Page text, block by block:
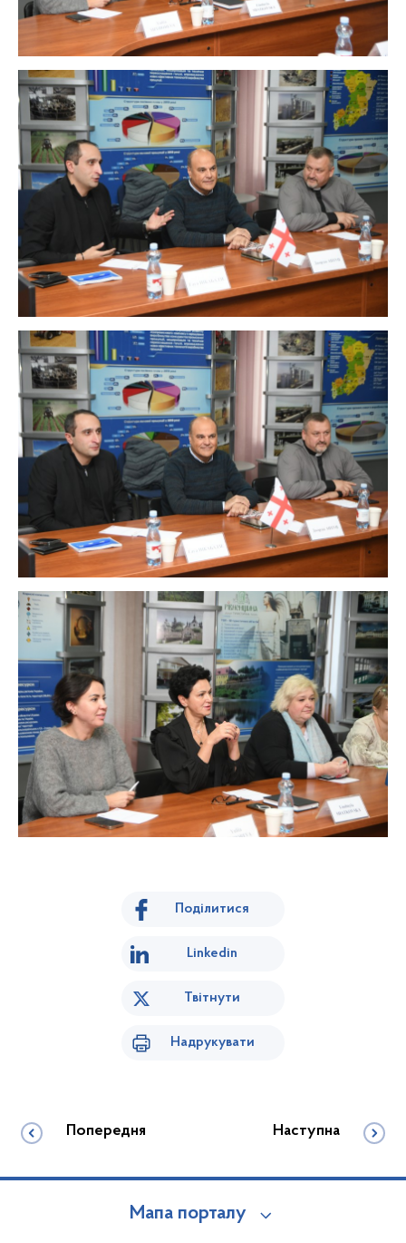
Поділитися
Linkedin
Твітнути
Надрукувати
Попередня Наступна
Мапа порталу